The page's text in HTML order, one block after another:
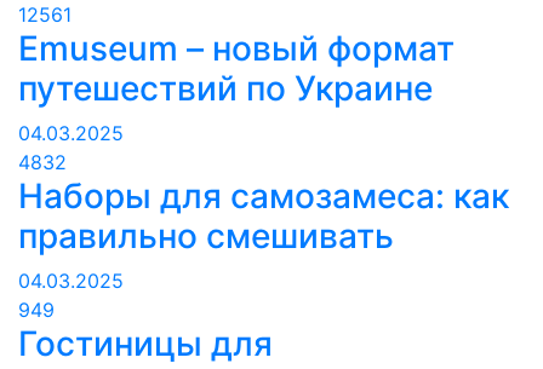
12561
Emuseum – новый формат
путешествий по Украине
04.03.2025
4832
Наборы для самозамеса: как
правильно смешивать
04.03.2025
949
Гостиницы для